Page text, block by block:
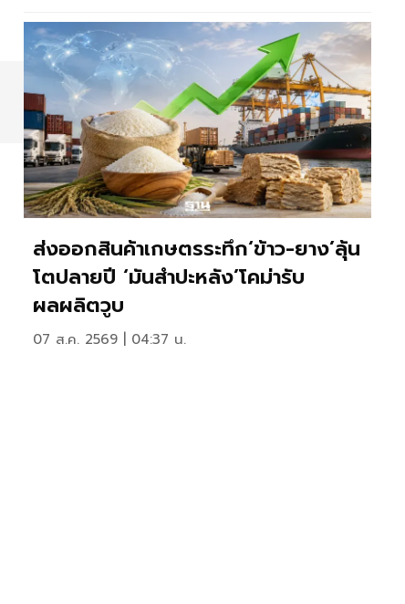
ส่งออกสินค้าเกษตรระทึก‘ข้าว-ยาง’ลุ้น
โตปลายปี ‘มันสำปะหลัง’โคม่ารับ
ผลผลิตวูบ
07 ส.ค. 2569 | 04:37 น.